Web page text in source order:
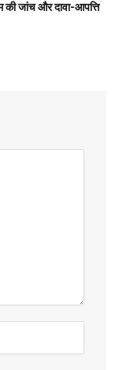
की जांच और दावा-आपत्ति